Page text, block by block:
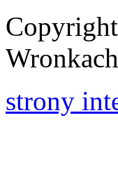
Wronkach
strony